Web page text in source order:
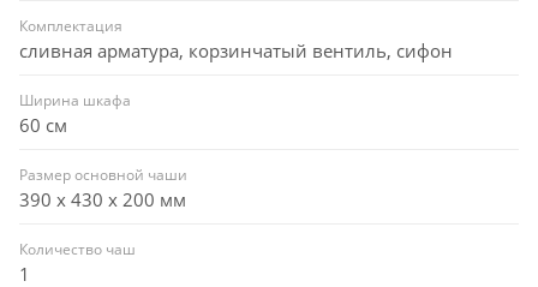
Комплектация
сливная арматура, корзинчатый вентиль, сифон
Ширина шкафа
60 см
Размер основной чаши
390 х 430 х 200 мм
Количество чаш
1